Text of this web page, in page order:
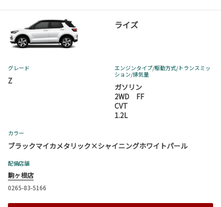
ライズ
グレード
Z
エンジンタイプ/駆動方式/トランスミッ
ション/排気量
ガソリン
2WD FF
CVT
1.2L
カラー
ブラックマイカメタリック×シャイニングホワイトパール
配備店舗
駒ヶ根店
0265-83-5166